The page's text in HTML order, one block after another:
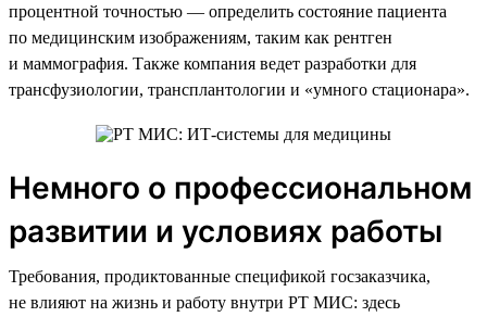
процентной точностью — определить состояние пациента
по медицинским изображениям, таким как рентген
и маммография. Также компания ведет разработки для
трансфузиологии, трансплантологии и «умного стационара».
Немного о профессиональном
развитии и условиях работы
Требования, продиктованные спецификой госзаказчика,
не влияют на жизнь и работу внутри РТ МИС: здесь